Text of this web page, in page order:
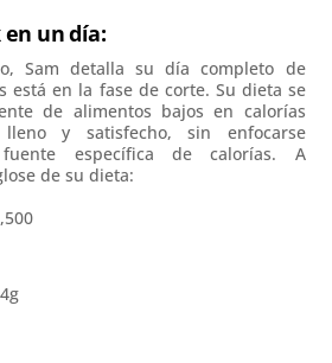
en un día:
Sam detalla su día completo de
está en la fase de corte. Su dieta se
de alimentos bajos en calorías
y satisfecho, sin enfocarse
específica de calorías. A
de su dieta: